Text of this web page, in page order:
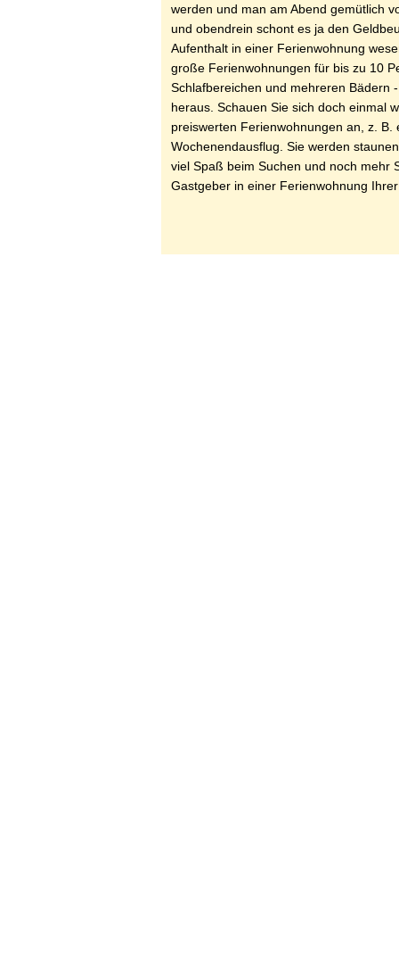
werden und man am Abend gemütlich
und obendrein schont es ja den
Aufenthalt in einer Ferienwohnung
große Ferienwohnungen für bis zu 10
Schlafbereichen und mehreren Bädern
heraus. Schauen Sie sich doch einmal
preiswerten Ferienwohnungen an, z.
Wochenendausflug. Sie werden
viel Spaß beim Suchen und noch mehr
Gastgeber in einer Ferienwohnung